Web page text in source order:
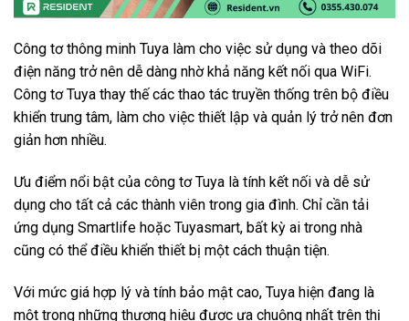
Công tơ thông minh Tuya làm cho việc sử dụng và theo dõi
điện năng trở nên dễ dàng nhờ khả năng kết nối qua WiFi.
Công tơ Tuya thay thế các thao tác truyền thống trên bộ điều
khiển trung tâm, làm cho việc thiết lập và quản lý trở nên đơn
giản hơn nhiều.
Ưu điểm nổi bật của công tơ Tuya là tính kết nối và dễ sử
dụng cho tất cả các thành viên trong gia đình. Chỉ cần tải
ứng dụng Smartlife hoặc Tuyasmart, bất kỳ ai trong nhà
cũng có thể điều khiển thiết bị một cách thuận tiện.
Với mức giá hợp lý và tính bảo mật cao, Tuya hiện đang là
một trong những thương hiệu được ưa chuộng nhất trên thị